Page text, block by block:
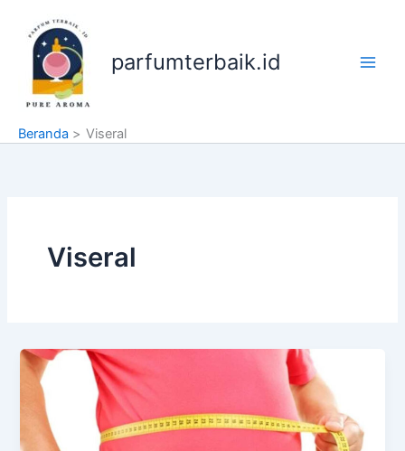
konten
parfumterbaik.id
Beranda Viseral
Viseral